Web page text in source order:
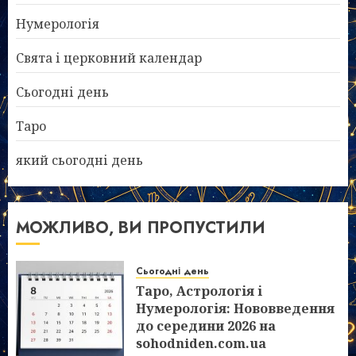
Нумерологія
Свята і церковний календар
Сьогодні день
Таро
який сьогодні день
МОЖЛИВО, ВИ ПРОПУСТИЛИ
Сьогодні день
Таро, Астрологія і
Нумерологія: Нововведення
до середини 2026 на
sohodniden.com.ua